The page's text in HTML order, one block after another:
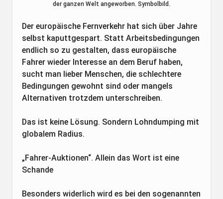
der ganzen Welt angeworben. Symbolbild.
Der europäische Fernverkehr hat sich über Jahre
selbst kaputtgespart. Statt Arbeitsbedingungen
endlich so zu gestalten, dass europäische
Fahrer wieder Interesse an dem Beruf haben,
sucht man lieber Menschen, die schlechtere
Bedingungen gewohnt sind oder mangels
Alternativen trotzdem unterschreiben.
Das ist keine Lösung. Sondern Lohndumping mit
globalem Radius.
„Fahrer-Auktionen“. Allein das Wort ist eine
Schande
Besonders widerlich wird es bei den sogenannten